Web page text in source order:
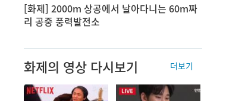
[화제] 2000m 상공에서 날아다니는 60m짜
리 공중 풍력발전소
화제의 영상 다시보기 더보기